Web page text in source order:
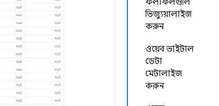
ফলাফলগুলি
ভিজ্যুয়ালাইজ
করুন
ওয়েব ভাইটাল
ডেটা
মেটালাইজ
করুন